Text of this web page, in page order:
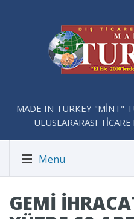
MADE IN TURKEY "MİNT"
ULUSLARARASI
Menu
GEMI